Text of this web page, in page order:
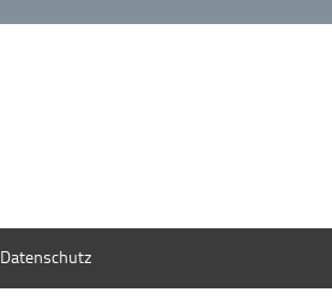
Datenschutz